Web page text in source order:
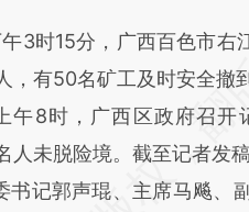
真实意图存在偏差。不代
验。
3时15分，广西百色市右
，有50名矿工及时安全撤
8时，广西区政府召开
人未脱险境。截至记者发
记郭声琨、主席马飚、